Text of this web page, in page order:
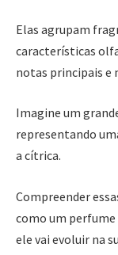
Elas agrupam
características
notas principais e
Imagine um
representando
a cítrica.
Compreender
como um
ele vai evoluir na